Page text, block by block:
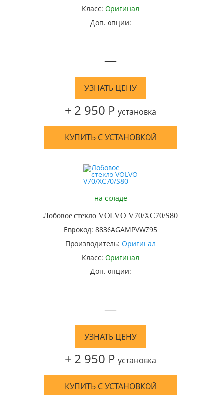
Класс: Оригинал
Доп. опции:
—
УЗНАТЬ ЦЕНУ
+ 2 950 Р установка
КУПИТЬ С УСТАНОВКОЙ
на складе
Лобовое стекло VOLVO V70/XC70/S80
Еврокод: 8836AGAMPVWZ95
Производитель: Оригинал
Класс: Оригинал
Доп. опции:
—
УЗНАТЬ ЦЕНУ
+ 2 950 Р установка
КУПИТЬ С УСТАНОВКОЙ